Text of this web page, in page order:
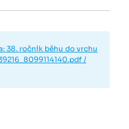
38. ročník běhu do vrchu
/